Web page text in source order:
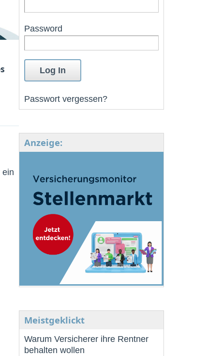
ein
Password
Passwort vergessen?
Anzeige:
Meistgeklickt
Warum Versicherer ihre Rentner
behalten wollen